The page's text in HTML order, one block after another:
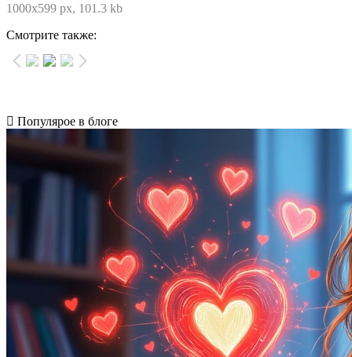
1000x599 px, 101.3 kb
Смотрите также:
Популярое в блоге